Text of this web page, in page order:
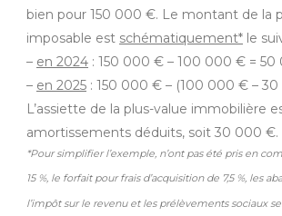
bien pour 150 000 €. Le montant de la
imposable est schématiquement* le
– en 2024 : 150 000 € – 100 000 € = 50
– en 2025 : 150 000 € – (100 000 € –
L’assiette de la plus-value immobilière
amortissements déduits, soit 30 000 €.
*Pour simplifier l’exemple, n’ont pas été pris en
15 %, le forfait pour frais d’acquisition de 7,5 %, les
l’impôt sur le revenu et les prélèvements sociaux